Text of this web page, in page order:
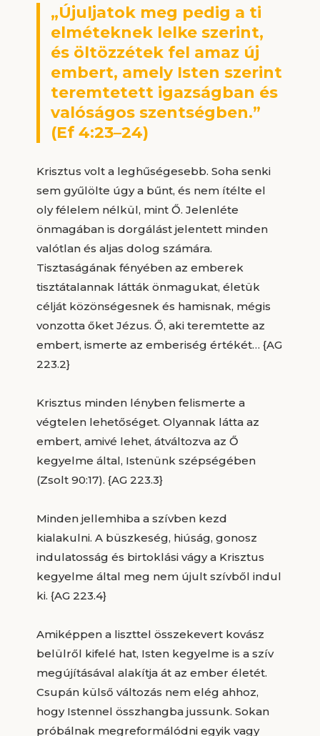
„Újuljatok meg pedig a ti
elméteknek lelke szerint,
és öltözzétek fel amaz új
embert, amely Isten szerint
teremtetett igazságban és
valóságos szentségben.”
(Ef 4:23–24)
Krisztus volt a leghűségesebb. Soha senki
sem gyűlölte úgy a bűnt, és nem ítélte el
oly félelem nélkül, mint Ő. Jelenléte
önmagában is dorgálást jelentett minden
valótlan és aljas dolog számára.
Tisztaságának fényében az emberek
tisztátalannak látták önmagukat, életük
célját közönségesnek és hamisnak, mégis
vonzotta őket Jézus. Ő, aki teremtette az
embert, ismerte az emberiség értékét… {AG
223.2}
Krisztus minden lényben felismerte a
végtelen lehetőséget. Olyannak látta az
embert, amivé lehet, átváltozva az Ő
kegyelme által, Istenünk szépségében
(Zsolt 90:17). {AG 223.3}
Minden jellemhiba a szívben kezd
kialakulni. A büszkeség, hiúság, gonosz
indulatosság és birtoklási vágy a Krisztus
kegyelme által meg nem újult szívből indul
ki. {AG 223.4}
Amiképpen a liszttel összekevert kovász
belülről kifelé hat, Isten kegyelme is a szív
megújításával alakítja át az ember életét.
Csupán külső változás nem elég ahhoz,
hogy Istennel összhangba jussunk. Sokan
próbálnak megreformálódni egyik vagy